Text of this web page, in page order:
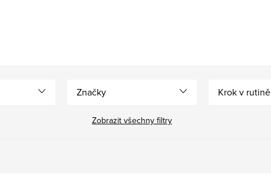
Značky Krok v rutině
Zobrazit všechny filtry